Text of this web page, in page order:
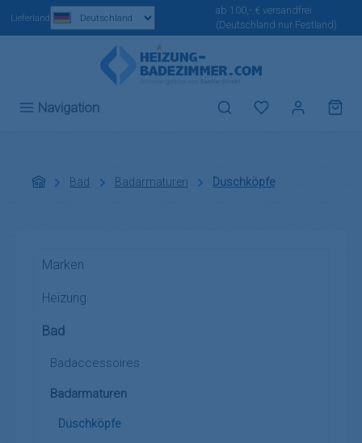
Zum Hauptinhalt springen
Lieferland
ab 100,- € versandfrei
(Deutschland nur Festland)
Navigation Du hast 0
Bad Badarmaturen Duschköpfe
Marken
Heizung
Bad
Badaccessoires
Badarmaturen
Duschköpfe